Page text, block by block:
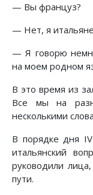
— Вы француз?
— Нет, я
— Я говорю
на моем родном
В это время из
Все мы на
несколькими
В порядке дня IV
итальянский
руководили
пути.